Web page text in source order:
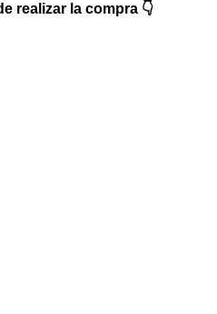
realizar la compra 👇